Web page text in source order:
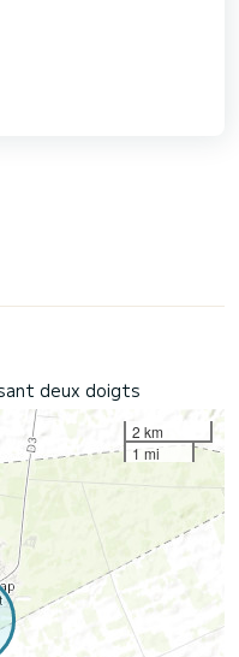
deux doigts
2 km
1 mi